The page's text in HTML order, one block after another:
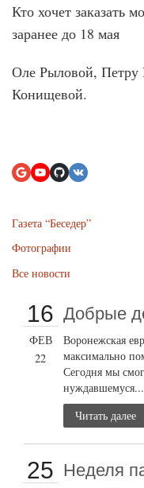
Кто хочет заказать
заранее до 18 мая
Оле Рыловой, Петру
Конищевой.
Газета “Беседер”
Фотографии
Все новости
16
ФЕВ
22
Добрые
Воронежская
максимально
Сегодня мы
нуждавшемуся...
Читать далее
25 Неделя